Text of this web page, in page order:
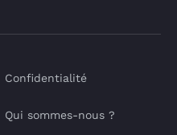
Confidentialité
Qui sommes-nous ?